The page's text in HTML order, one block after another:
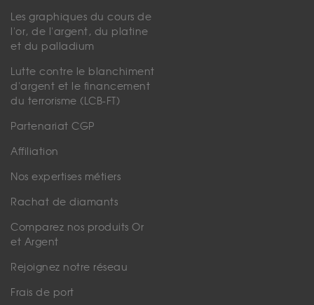
Les graphiques du cours de
l'or, de l'argent, du platine
et du palladium
Lutte contre le blanchiment
d'argent et le financement
du terrorisme (LCB-FT)
Partenariat CGP
Affiliation
Nos expertises métiers
Rachat de diamants
Comparez nos produits Or
et Argent
Rejoignez notre réseau
Frais de port